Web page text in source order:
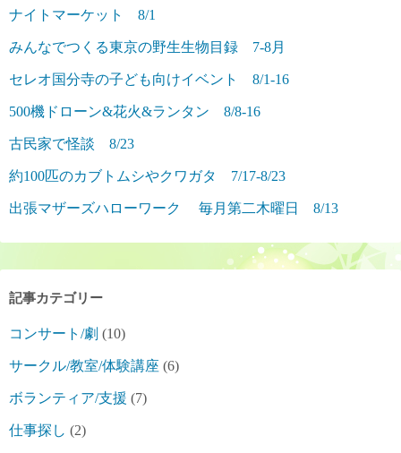
ナイトマーケット 8/1
みんなでつくる東京の野生生物目録 7-8月
セレオ国分寺の子ども向けイベント 8/1-16
500機ドローン&花火&ランタン 8/8-16
古民家で怪談 8/23
約100匹のカブトムシやクワガタ 7/17-8/23
出張マザーズハローワーク 毎月第二木曜日 8/13
記事カテゴリー
コンサート/劇 (10)
サークル/教室/体験講座 (6)
ボランティア/支援 (7)
仕事探し (2)